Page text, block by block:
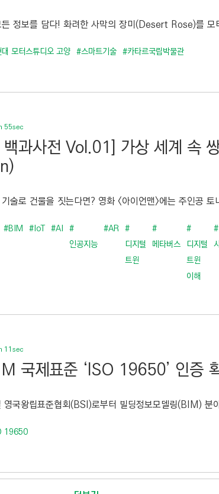
든 정보를 담다! 화려한 사막의 장미(Desert Rose)를 모
모터스튜디오 고양 #스마트기술 #카타르국립박물관
55sec
과사전 Vol.01] 가상 세계 속
술로 건물을 짓는다면? 영화 <아이언맨>에는 주인공
#BIM #IoT #AI #
인공지능
#AR #
디지털
트윈
#
메타버스
#
디지털
트윈
이해
#
11sec
국제표준 ‘ISO 19650’ 인증
영국왕립표준협회(BSI)로부터 빌딩정보모델링(BIM)
19650